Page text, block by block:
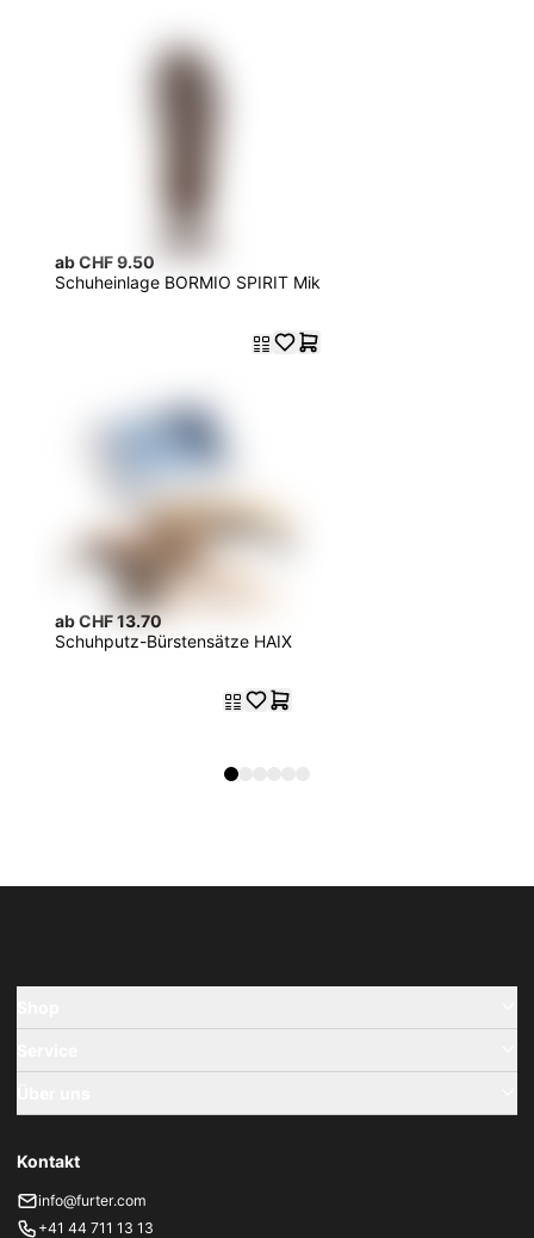
ab CHF 9.50
Schuheinlage BORMIO SPIRIT Mik
ab CHF 13.70
Schuhputz-Bürstensätze HAIX
Kontakt
info@furter.com
+41 44 711 13 13